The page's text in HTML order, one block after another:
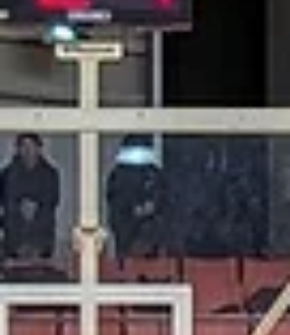
62回NHK杯大会に出場します。